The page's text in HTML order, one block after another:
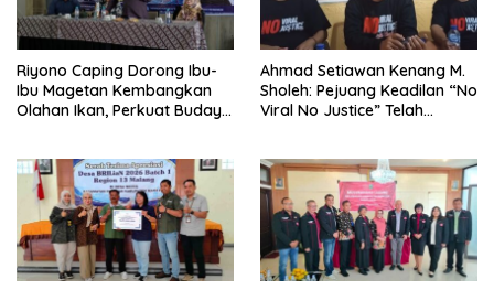
Riyono Caping Dorong Ibu-
Ibu Magetan Kembangkan
Olahan Ikan, Perkuat Budaya
Ahmad Setiawan Kenang M.
Sholeh: Pejuang Keadilan “No
Viral No Justice” Telah